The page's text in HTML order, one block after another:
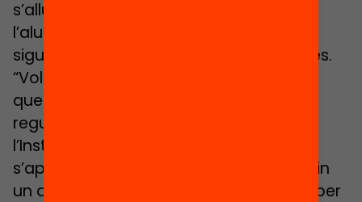
s’allunya una mica per permetre que
l’alumne, amb el seu acompanyament,
sigui qui reflexioni i avaluï el que ha après.
“Volem fer un acompanyament tutorial
que convidi a l’autoconeixement, a la
regulació i autoavaluació”, expliquen a
l’Institut Escola Daniel Mangrané, on
s’aposta perquè alumnat i famílies siguin
un actiu educatiu empoderat i amb paper